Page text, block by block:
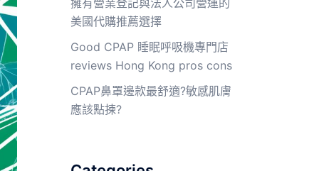
美國代購推薦選擇
Good CPAP 睡眠呼吸機專門店
reviews Hong Kong pros cons
CPAP鼻罩邊款最舒適?敏感肌膚
應該點揀?